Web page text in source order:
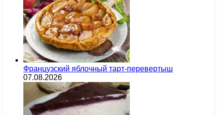
Французский яблочный тарт-перевертыш
07.08.2026